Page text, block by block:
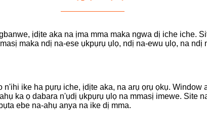
ịdịte aka na ịma mma maka ngwa dị iche iche.
maka ndị na-ese ụkpụrụ ụlọ, ndị na-ewu ụlọ, na ndị
ike ha pụrụ iche, ịdịte aka, na arụ ọrụ ọkụ.
ka ọ dabara n'ụdị ụkpụrụ ụlọ na mmasị imewe. Site
ebe na-ahụ anya na ike dị mma.